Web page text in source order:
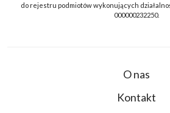
do rejestru podmiotów wykonujących
000000232250.
O nas
Kontakt